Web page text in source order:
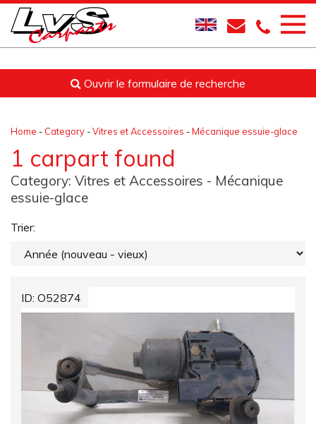
Ouvrir le formulaire de recherche
Home - Category -Vitres et Accessoires -Mécanique essuie-glace
1 carpart found
Category: Vitres et Accessoires - Mécanique
essuie-glace
Trier:
ID: O52874